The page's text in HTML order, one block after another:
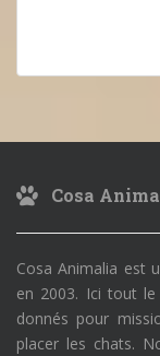
Cosa
Cosa Animalia est
en 2003. Ici tout
donnés pour
placer les chats.